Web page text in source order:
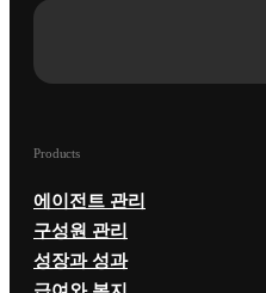
Products
에이전트 관리
구성원 관리
성장과 성과